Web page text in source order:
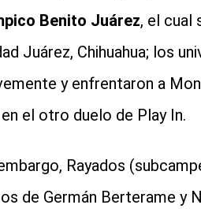
Benito Juárez, el cual
Juárez, Chihuahua; los
y enfrentaron a
en el otro duelo de Play In.
Rayados
de Germán Berterame y